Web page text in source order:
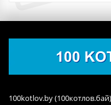
100kotlov.by